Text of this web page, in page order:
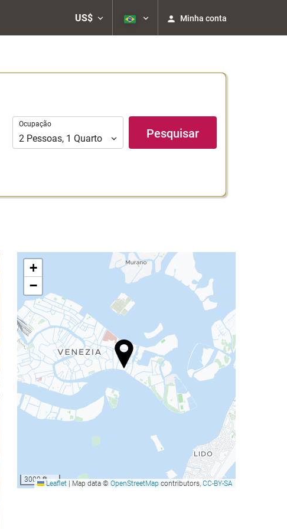
US$ Minha conta
Ocupação
Ocupação
2 Pessoas, 1 Quarto Pesquisar
+
−
3000 ftLeaflet Map data © OpenStreetMap contributors, CC-BY-SA